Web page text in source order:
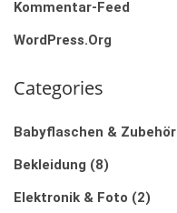
Kommentar-Feed
WordPress.org
Categories
Babyflaschen & Zubehör
Bekleidung (8)
Elektronik & Foto (2)